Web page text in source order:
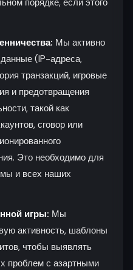
Мы активно
(IP-адреса,
транзакций, игровые
и предотвращения
такой как
сговор или
Это необходимо для
и всех наших
игры: Мы
активность, шаблоны
чтобы выявлять
проблем с азартными